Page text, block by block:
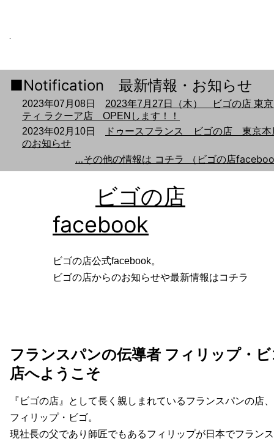
Pause
Notification 最新情報・お知らせ
2023年07月08日
2023年7月27日（木） ビゴの店 東
ティ ラクーア店 OPENします！！
2023年02月10日
ドゥースフランス ビゴの店 東京
のお知らせ
…その他の情報は コチラ （ビゴの店
ビゴの店
facebook
ビゴの店公式facebook。
ビゴの店からのお知らせや最新情報はコチラ
フランスパンの伝導者 フィリップ・
店へようこそ
『ビゴの店』として長く親しまれているフランスパンの店
フィリップ・ビゴ。
現社長の父であり師匠でもあるフィリップが日本でフラン